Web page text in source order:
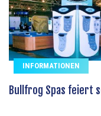
INFORMATIONEN
Bullfrog Spas feiert